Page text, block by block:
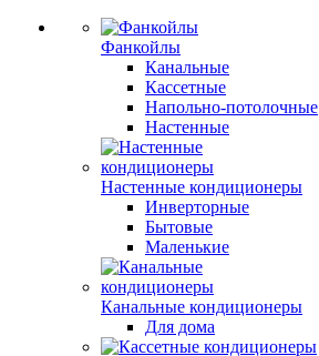
Фанкойлы
Канальные
Кассетные
Напольно-потолочные
Настенные
Настенные кондиционеры
Инверторные
Бытовые
Маленькие
Канальные кондиционеры
Для дома